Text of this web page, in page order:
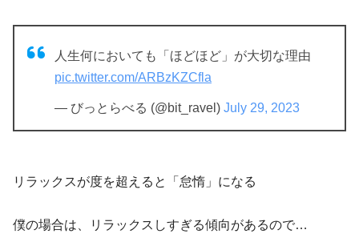
人生何においても「ほどほど」が大切な理由
pic.twitter.com/ARBzKZCfla
— びっとらべる (@bit_ravel) July 29, 2023
リラックスが度を超えると「怠惰」になる
僕の場合は、リラックスしすぎる傾向があるので…